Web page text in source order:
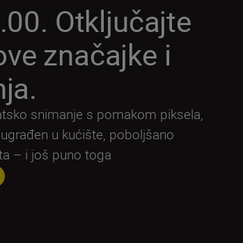
Otključajte
značajke i
snimanje s pomakom piksela,
u kućište, poboljšano
– i još puno toga